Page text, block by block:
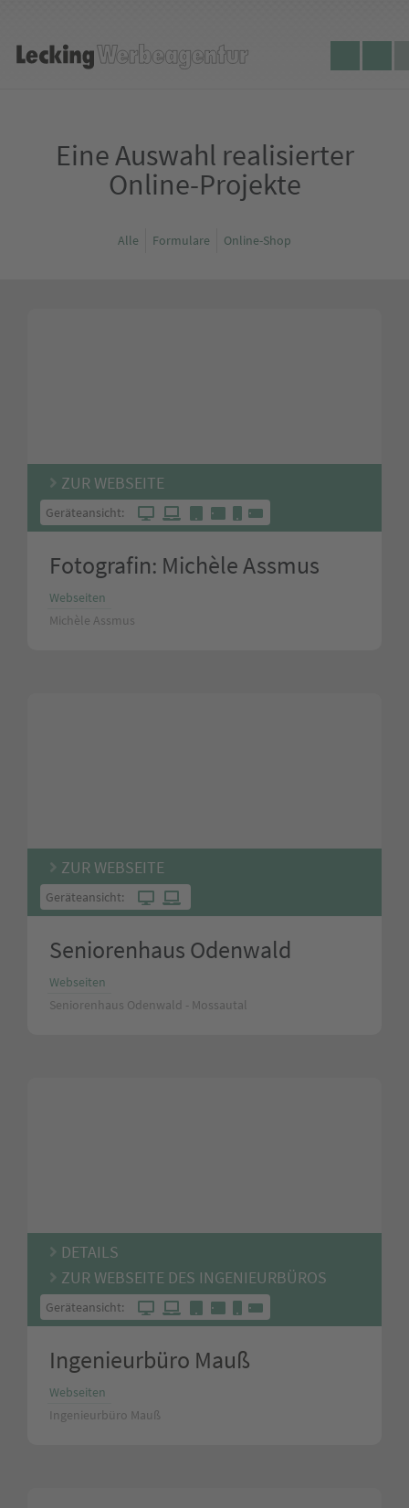
Lecking
Eine Auswahl realisierter
Online-Projekte
Alle Formulare Online-Shop
ZUR WEBSEITE
Geräteansicht:
Fotografin: Michèle Assmus
Webseiten
Michèle Assmus
ZUR WEBSEITE
Geräteansicht:
Seniorenhaus Odenwald
Webseiten
Seniorenhaus Odenwald - Mossautal
DETAILS
ZUR WEBSEITE DES INGENIEURBÜROS
Geräteansicht:
Ingenieurbüro Mauß
Webseiten
Ingenieurbüro Mauß